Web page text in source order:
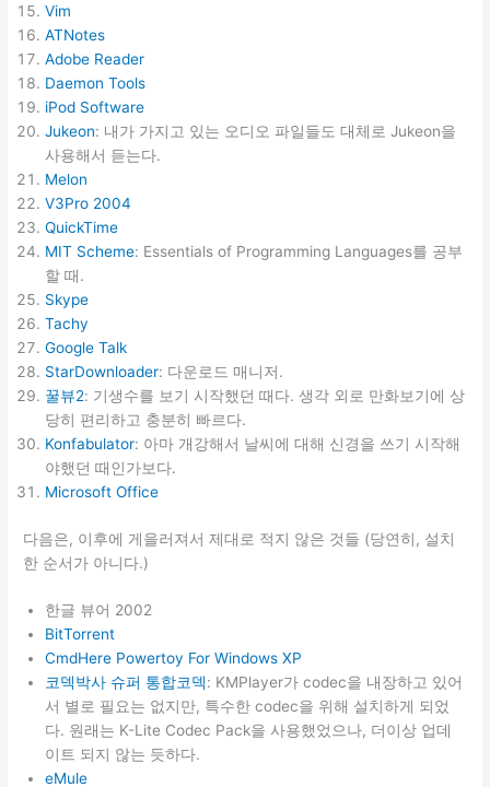
Vim
ATNotes
Adobe Reader
Daemon Tools
iPod Software
Jukeon: 내가 가지고 있는 오디오 파일들도 대체로 Jukeon을
사용해서 듣는다.
Melon
V3Pro 2004
QuickTime
MIT Scheme: Essentials of Programming Languages를 공부
할 때.
Skype
Tachy
Google Talk
StarDownloader: 다운로드 매니저.
꿀뷰2: 기생수를 보기 시작했던 때다. 생각 외로 만화보기에 상
당히 편리하고 충분히 빠르다.
Konfabulator: 아마 개강해서 날씨에 대해 신경을 쓰기 시작해
야했던 때인가보다.
Microsoft Office
다음은, 이후에 게을러져서 제대로 적지 않은 것들 (당연히, 설치
한 순서가 아니다.)
한글 뷰어 2002
BitTorrent
CmdHere Powertoy For Windows XP
코덱박사 슈퍼 통합코덱: KMPlayer가 codec을 내장하고 있어
서 별로 필요는 없지만, 특수한 codec을 위해 설치하게 되었
다. 원래는 K-Lite Codec Pack을 사용했었으나, 더이상 업데
이트 되지 않는 듯하다.
eMule